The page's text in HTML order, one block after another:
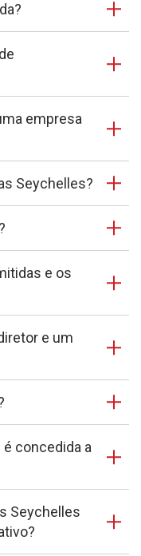
empresa
Seychelles?
e os
e um
concedida a
Seychelles